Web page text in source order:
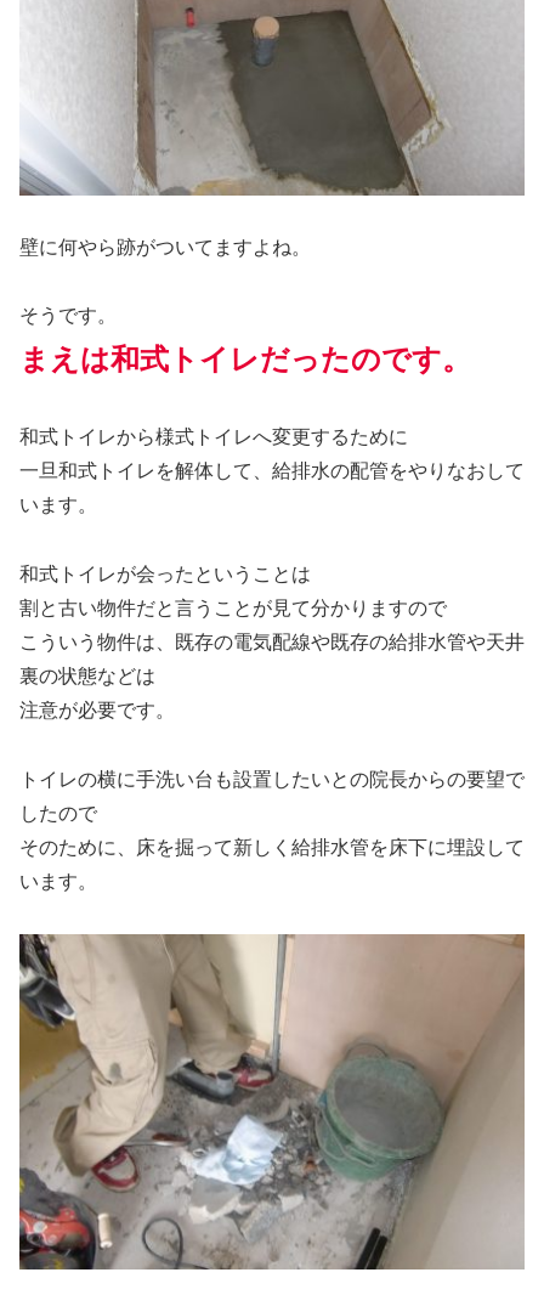
壁に何やら跡がついてますよね。
そうです。
まえは和式トイレだったのです。
和式トイレから様式トイレへ変更するために
一旦和式トイレを解体して、給排水の配管をやりなおして
います。
和式トイレが会ったということは
割と古い物件だと言うことが見て分かりますので
こういう物件は、既存の電気配線や既存の給排水管や天井
裏の状態などは
注意が必要です。
トイレの横に手洗い台も設置したいとの院長からの要望で
したので
そのために、床を掘って新しく給排水管を床下に埋設して
います。